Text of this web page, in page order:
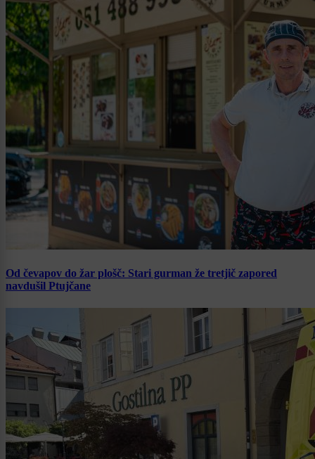
Od čevapov do žar plošč: Stari gurman že tretjič zapored
navdušil Ptujčane